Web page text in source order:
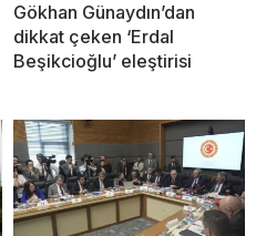
Gökhan Günaydın’dan
dikkat çeken ‘Erdal
Beşikcioğlu’ eleştirisi